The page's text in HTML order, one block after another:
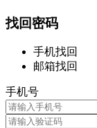
找回密码
手机找回
邮箱找回
手机号